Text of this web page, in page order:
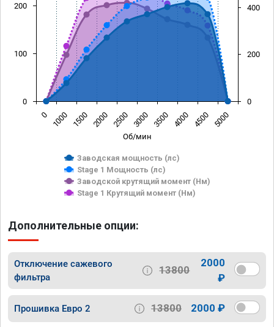
Об/мин
Заводская мощность (лс)
Stage 1 Мощность (лс)
Заводской крутящий момент (Нм)
Stage 1 Крутящий момент (Нм)
0 1000 1500 2000 2500 3000 3500 4000 4500 5000
0
100
200
0
200
400
Дополнительные опции:
Отключение сажевого
фильтра
13800
2000
₽
Прошивка Евро 2 13800 2000 ₽